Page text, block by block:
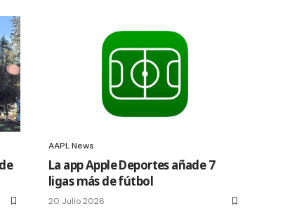
AAPL News
La app Apple Deportes añade 7
ligas más de fútbol
20 Julio 2026